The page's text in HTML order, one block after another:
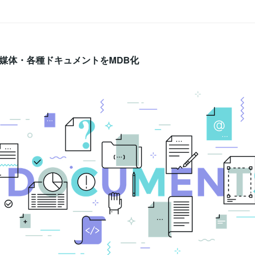
／として旅行の思い出がいつでも、どこでも閲覧できる！ブックとして
からには本のスタイルをもっているということになります。カバーがあ
体・各種ドキュメントをMDB化